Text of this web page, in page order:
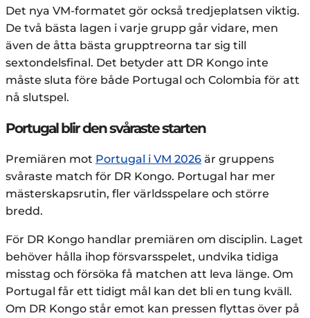
Det nya VM-formatet gör också tredjeplatsen viktig.
De två bästa lagen i varje grupp går vidare, men
även de åtta bästa grupptreorna tar sig till
sextondelsfinal. Det betyder att DR Kongo inte
måste sluta före både Portugal och Colombia för att
nå slutspel.
Portugal blir den svåraste starten
Premiären mot Portugal i VM 2026 är gruppens
svåraste match för DR Kongo. Portugal har mer
mästerskapsrutin, fler världsspelare och större
bredd.
För DR Kongo handlar premiären om disciplin. Laget
behöver hålla ihop försvarsspelet, undvika tidiga
misstag och försöka få matchen att leva länge. Om
Portugal får ett tidigt mål kan det bli en tung kväll.
Om DR Kongo står emot kan pressen flyttas över på